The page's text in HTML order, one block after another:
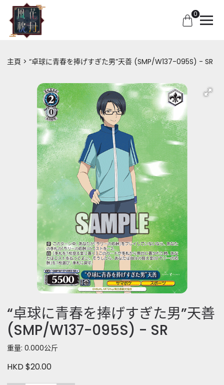
0
主頁 “卓球に青春を捧げすぎた男”天善 (SMP/W137-095S) - SR
“卓球に青春を捧げすぎた男”天善
(SMP/W137-095S) - SR
重量: 0.000公斤
HKD $20.00